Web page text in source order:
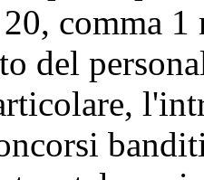
comma 1
del